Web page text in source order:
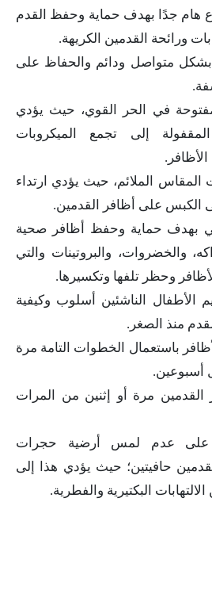
هام جدًا بهدف حماية وحفظ القدم
ورائحة القدمين الكريهة.
متواصل ودائم والحفاظ على
في الحر القوي، حيث يؤدي
المقفولة إلى تجمع الميكروبات
المقاس الملائم، حيث يؤدي ارتداء
الكبس على أظافر القدمين.
بهدف حماية وحفظ أظافر صحية
والخضروات، والبروتينات والتي
وحظر تلفها وتكسيرها.
الأطفال الناشئين أسلوب وكيفية
منذ الصغر.
باستعمال الخطوات التامة مرة
أسبوعين.
القدمين مرة أو إثنين من المرات
على عدم لمس أرضية حجرات
بقدمين حافيتين؛ حيث يؤدي هذا إلى
الالتهابات البكتيرية والفطرية.